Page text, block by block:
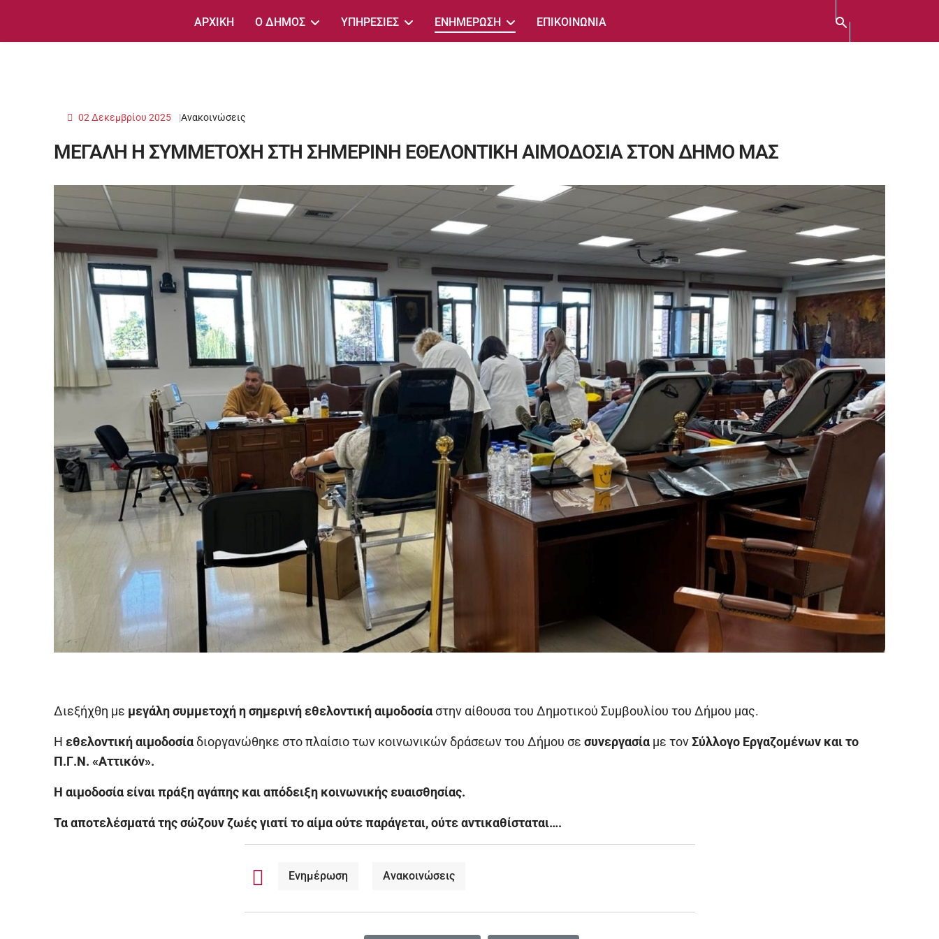
ΑΡΧΙΚΗ Ο ΔΗΜΟΣ ΥΠΗΡΕΣΙΕΣ ΕΝΗΜΕΡΩΣΗ ΕΠΙΚΟΙΝΩΝΙΑ
Ανακοινώσεις
02 Δεκεμβρίου 2025
ΜΕΓΑΛΗ Η ΣΥΜΜΕΤΟΧΗ ΣΤΗ ΣΗΜΕΡΙΝΗ ΕΘΕΛΟΝΤΙΚΗ ΑΙΜΟΔΟΣΙΑ ΣΤΟΝ ΔΗΜΟ ΜΑΣ
Διεξήχθη με μεγάλη συμμετοχή η σημερινή εθελοντική αιμοδοσίαστην αίθουσα του Δημοτικού Συμβουλίου του Δήμου μας.
Η εθελοντική αιμοδοσίαδιοργανώθηκε στο πλαίσιο των κοινωνικών δράσεων του Δήμου σε συνεργασία με τονΣύλλογο Εργαζομένων και το
Π.Γ.Ν. «Αττικόν».
Η αιμοδοσία είναι πράξη αγάπης και απόδειξη κοινωνικής ευαισθησίας.
Τα αποτελέσματά της σώζουν ζωές γιατί το αίμα ούτε παράγεται, ούτε αντικαθίσταται….
Ενημέρωση Ανακοινώσεις